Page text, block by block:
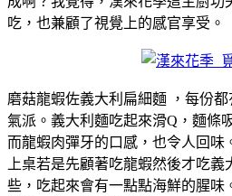
吃，也兼顧了視覺上的感官享受。
磨菇龍蝦佐義大利扁細麵 ，每份
氣派。義大利麵吃起來滑Q，麵條
而龍蝦肉彈牙的口感，也令人回味
上桌若是先顧著吃龍蝦然後才吃
些，吃起來會有一點點海鮮的腥味